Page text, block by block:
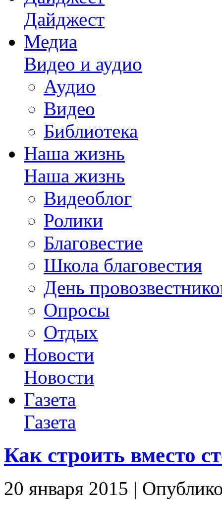
Дайджест
Медиа
Видео и аудио
Аудио
Видео
Библиотека
Наша жизнь
Наша жизнь
Видеоблог
Ролики
Благовестие
Школа благовестия
День
Опросы
Отдых
Новости
Новости
Газета
Газета
Как строить вместо
20 января 2015 |